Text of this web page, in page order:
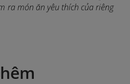
ra món ăn yêu thích của riêng